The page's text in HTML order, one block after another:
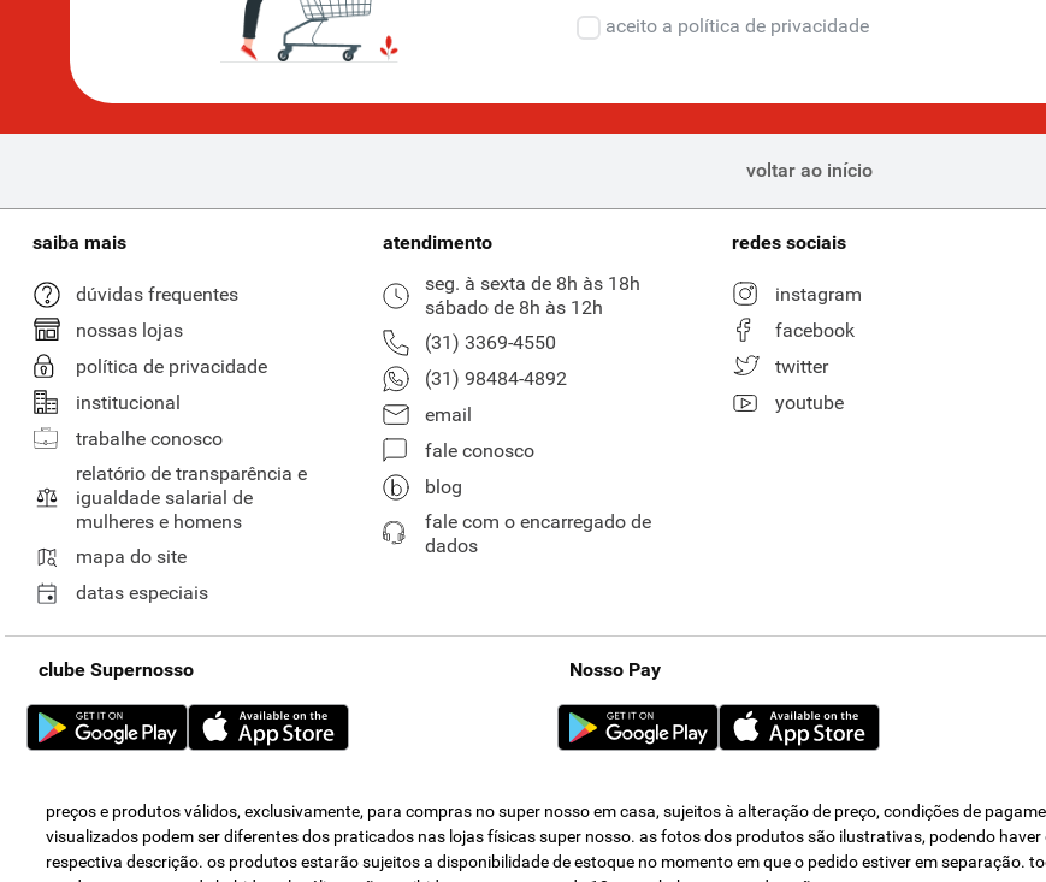
aceito a política de privacidade
voltar ao início
saiba mais
dúvidas frequentes
nossas lojas
política de privacidade
institucional
trabalhe conosco
relatório de transparência e
igualdade salarial de
mulheres e homens
mapa do site
datas especiais
atendimento
seg. à sexta de 8h às 18h
sábado de 8h às 12h
(31) 3369-4550
(31) 98484-4892
email
fale conosco
blog
fale com o encarregado de
dados
redes sociais
instagram
facebook
twitter
youtube
clube Supernosso Nosso Pay
preços e produtos válidos, exclusivamente, para compras no super nosso em casa, sujeitos à alteração de preço, condições de
visualizados podem ser diferentes dos praticados nas lojas físicas super nosso. as fotos dos produtos são ilustrativas, podendo
respectiva descrição. os produtos estarão sujeitos a disponibilidade de estoque no momento em que o pedido estiver em separação.